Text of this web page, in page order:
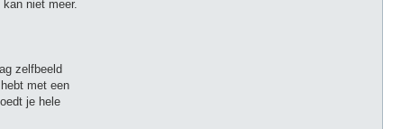
niet meer.
zelfbeeld
met een
je hele